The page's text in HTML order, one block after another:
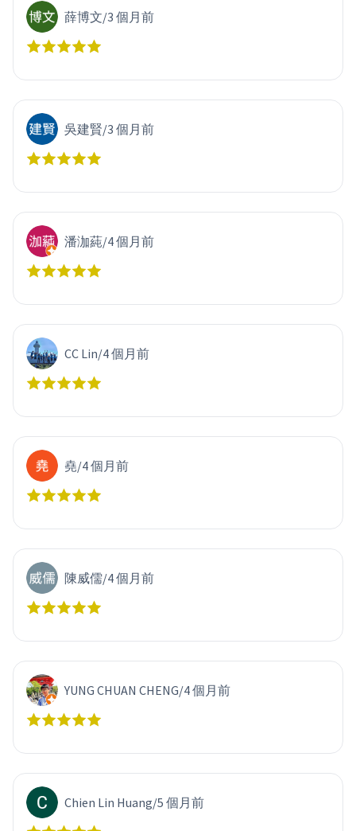
薛博文/3 個月前
吳建賢/3 個月前
潘泇蒓/4 個月前
CC Lin/4 個月前
堯/4 個月前
陳威儒/4 個月前
YUNG CHUAN CHENG/4 個月前
Chien Lin Huang/5 個月前